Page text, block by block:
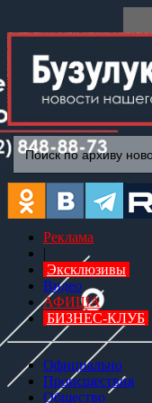
Реклама
Эксклюзивы
Видео
АФИША
БИЗНЕС-КЛУБ
Официально
Происшествия
Общество